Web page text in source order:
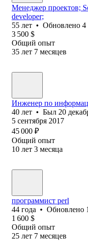
Менеджер проектов;
developer;
55 лет • Обновлено 4
3 500 $
Общий опыт
35 лет 7 месяцев
Инженер по
40 лет • Был 20
5 сентября 2017
45 000 ₽
Общий опыт
10 лет 3 месяца
программист perl
44 года • Обновлено
1 600 $
Общий опыт
25 лет 7 месяцев